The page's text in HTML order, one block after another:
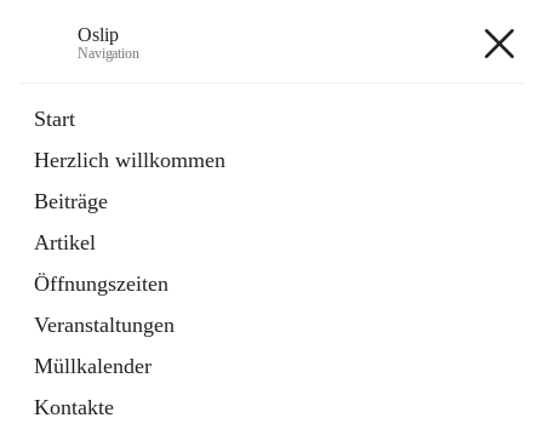
Oslip
Navigation
Start
Herzlich willkommen
Beiträge
Artikel
Öffnungszeiten
Veranstaltungen
Müllkalender
Kontakte
Externe Webseite
in
Tab
Bundeskanzleramt Österreich
Externe Webseite
öffnet
in
neuem
Tab